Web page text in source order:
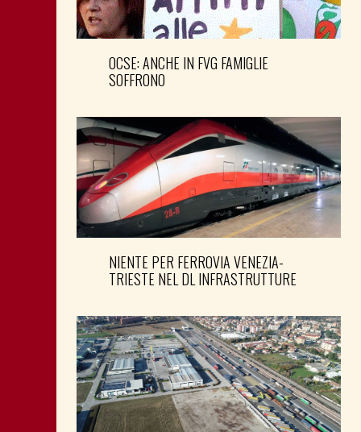
OCSE: ANCHE IN FVG FAMIGLIE
SOFFRONO
NIENTE PER FERROVIA VENEZIA-
TRIESTE NEL DL INFRASTRUTTURE